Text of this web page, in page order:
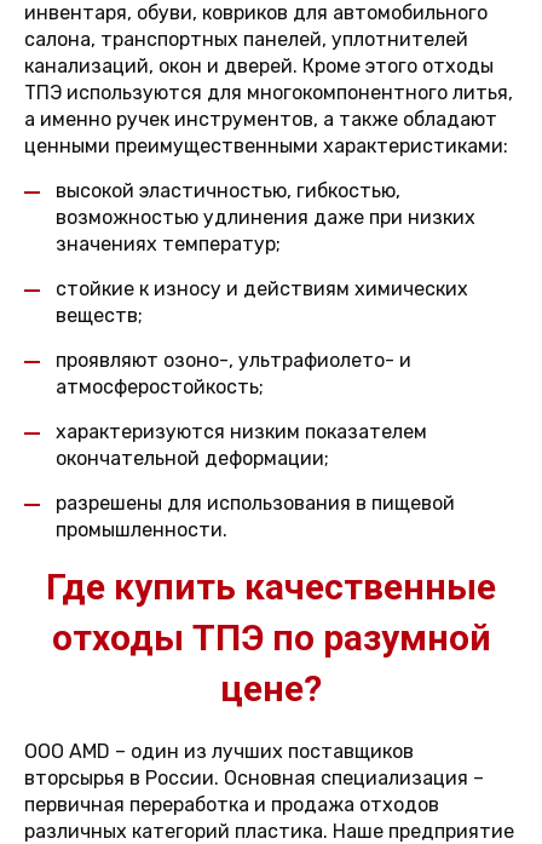
инвентаря, обуви, ковриков для автомобильного
салона, транспортных панелей, уплотнителей
канализаций, окон и дверей. Кроме этого отходы
ТПЭ используются для многокомпонентного литья,
а именно ручек инструментов, а также обладают
ценными преимущественными характеристиками:
высокой эластичностью, гибкостью,
возможностью удлинения даже при низких
значениях температур;
стойкие к износу и действиям химических
веществ;
проявляют озоно-, ультрафиолето- и
атмосферостойкость;
характеризуются низким показателем
окончательной деформации;
разрешены для использования в пищевой
промышленности.
Где купить качественные
отходы ТПЭ по разумной
цене?
ООО AMD – один из лучших поставщиков
вторсырья в России. Основная специализация –
первичная переработка и продажа отходов
различных категорий пластика. Наше предприятие